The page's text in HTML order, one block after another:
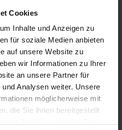
Cookies
Inhalte und Anzeigen zu
für soziale Medien anbieten
auf unsere Website zu
wir Informationen zu Ihrer
an unsere Partner für
Analysen weiter. Unsere
möglicherweise mit
die Sie ihnen bereitgestellt
Wochen
Wochen
Wochen